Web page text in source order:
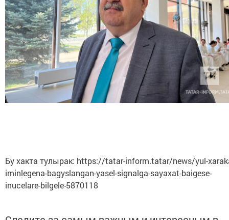
Бу хакта тулырак: https://tatar-inform.tatar/news/yul-
iminlegena-bagyslangan-yasel-signalga-sayaxat-baigese-
inucelare-bilgele-5870118